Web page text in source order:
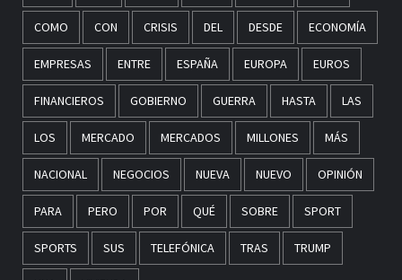
COMO CON CRISIS DEL DESDE ECONOMÍA
EMPRESAS ENTRE ESPAÑA EUROPA EUROS
FINANCIEROS GOBIERNO GUERRA HASTA LAS
LOS MERCADO MERCADOS MILLONES MÁS
NACIONAL NEGOCIOS NUEVA NUEVO OPINIÓN
PARA PERO POR QUÉ SOBRE SPORT
SPORTS SUS TELEFÓNICA TRAS TRUMP